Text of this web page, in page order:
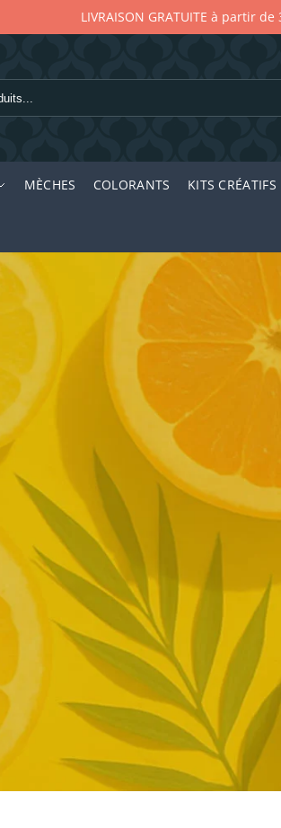
LIVRAISON GRATUITE à partir de
MÈCHES COLORANTS KITS CRÉATIFS